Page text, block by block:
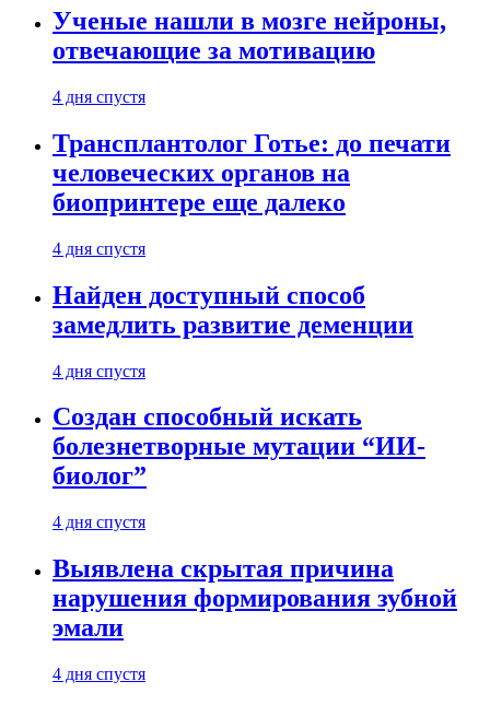
Ученые нашли в мозге нейроны,
отвечающие за мотивацию
4 дня спустя
Трансплантолог Готье: до печати
человеческих органов на
биопринтере еще далеко
4 дня спустя
Найден доступный способ
замедлить развитие деменции
4 дня спустя
Создан способный искать
болезнетворные мутации “ИИ-
биолог”
4 дня спустя
Выявлена скрытая причина
нарушения формирования зубной
эмали
4 дня спустя